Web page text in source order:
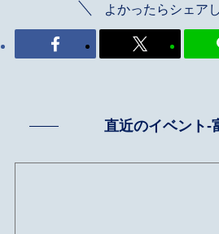
よかったらシェア
直近のイベント-